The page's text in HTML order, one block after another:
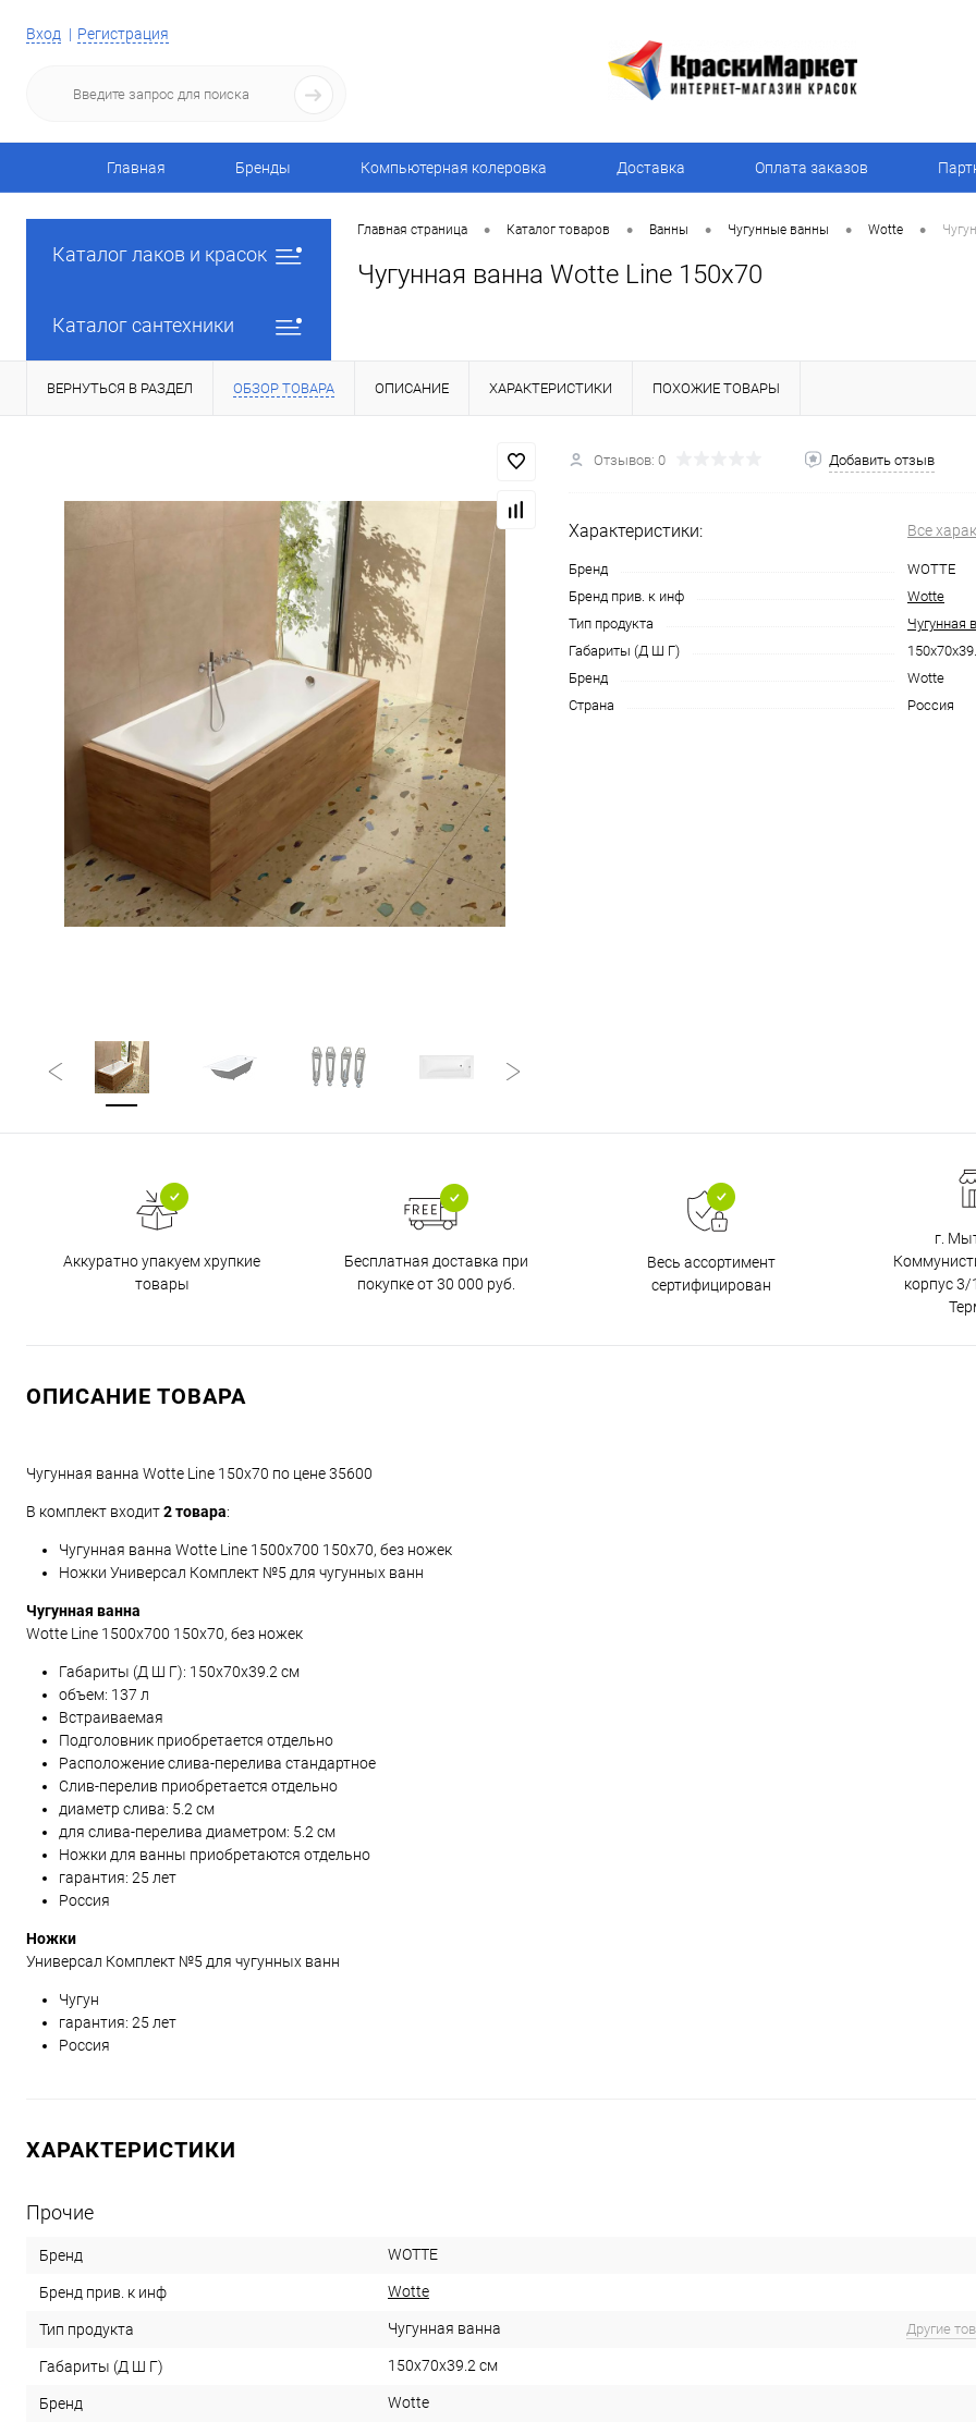
Вход Регистрация
Главная Бренды Компьютерная колеровка Доставка Оплата заказов
Каталог лаков и красок
Каталог сантехники
Главная страница • Каталог товаров • Ванны • Чугунные ванны • Wotte •
Чугунная ванна Wotte Line 150x70
ВЕРНУТЬСЯ В РАЗДЕЛ ОБЗОР ТОВАРА ОПИСАНИЕ ХАРАКТЕРИСТИКИ ПОХОЖИЕ ТОВАРЫ
Отзывов: 0 Добавить отзыв
Характеристики: Все
Бренд
WOTTE
Бренд прив. к инф
Wotte
Тип продукта
Чугунная
Габариты (Д Ш Г)
Бренд
Wotte
Страна
Россия
Аккуратно упакуем хрупкие
товары
Бесплатная доставка при
покупке от 30 000 руб.
Весь ассортимент
сертифицирован
г.
корпус 3/
ОПИСАНИЕ ТОВАРА
Чугунная ванна Wotte Line 150x70 по цене 35600
В комплект входит2 товара:
Чугунная ванна Wotte Line 1500x700 150x70, без ножек
Ножки Универсал Комплект №5 для чугунных ванн
Чугунная ванна
Wotte Line 1500x700 150x70, без ножек
Габариты (Д Ш Г): 150x70x39.2 см
объем: 137 л
Встраиваемая
Подголовник приобретается отдельно
Расположение слива-перелива стандартное
Слив-перелив приобретается отдельно
диаметр слива: 5.2 см
для слива-перелива диаметром: 5.2 см
Ножки для ванны приобретаются отдельно
гарантия: 25 лет
Россия
Ножки
Универсал Комплект №5 для чугунных ванн
Чугун
гарантия: 25 лет
Россия
ХАРАКТЕРИСТИКИ
Прочие
Бренд WOTTE
Бренд прив. к инф Wotte
Тип продукта Чугунная ванна Другие
Габариты (Д Ш Г) 150x70x39.2 см
Бренд Wotte